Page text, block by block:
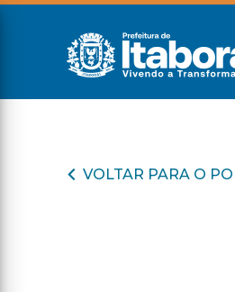
VOLTAR PARA O